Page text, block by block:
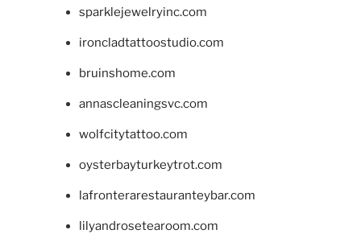
sparklejewelryinc.com
ironcladtattoostudio.com
bruinshome.com
annascleaningsvc.com
wolfcitytattoo.com
oysterbayturkeytrot.com
lafronterarestauranteybar.com
lilyandrosetearoom.com